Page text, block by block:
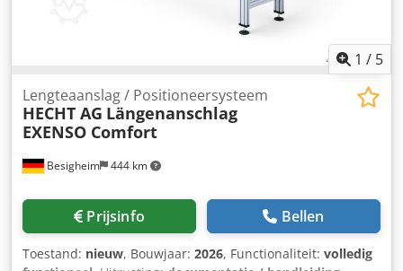
1 / 5
Besigheim 444 km
Lengteaanslag / Positioneersysteem
HECHT AG Längenanschlag
EXENSO Comfort
Prijsinfo Bellen
Toestand: nieuw, Bouwjaar: 2026, Functionaliteit: volledig